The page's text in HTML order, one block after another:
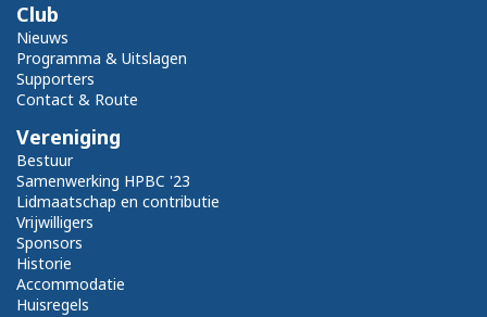
Club
Nieuws
Programma & Uitslagen
Supporters
Contact & Route
Vereniging
Bestuur
Samenwerking HPBC '23
Lidmaatschap en contributie
Vrijwilligers
Sponsors
Historie
Accommodatie
Huisregels